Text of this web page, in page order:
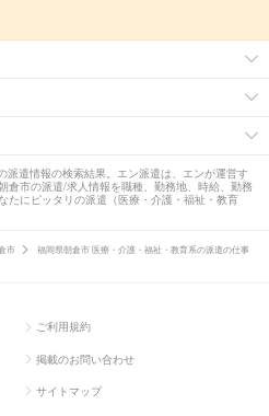
派遣情報の検索結果。エン派遣は、エンが運営す
倉市の派遣/求人情報を職種、勤務地、時給、勤務
たにピッタリの派遣（医療・介護・福祉・教育
市
福岡県朝倉市 医療・介護・福祉・教育系の派遣の仕事
ご利用規約
掲載のお問い合わせ
サイトマップ